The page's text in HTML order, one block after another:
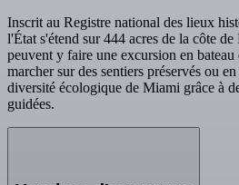
Inscrit au Registre national des lieux
l'État s'étend sur 444 acres de la côte
peuvent y faire une excursion en
marcher sur des sentiers préservés ou
diversité écologique de Miami grâce à
guidées.